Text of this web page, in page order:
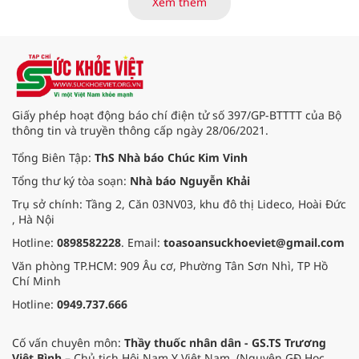
báo cáo tại Hội thảo khoa học cập
Giấy phép hoạt động báo chí điện tử số 397/GP-BTTTT của Bộ
thông tin và truyền thông cấp ngày 28/06/2021.
Tổng Biên Tập: ThS Nhà báo Chúc Kim Vinh
Tổng thư ký tòa soạn: Nhà báo Nguyễn Khải
Trụ sở chính: Tầng 2, Căn 03NV03, khu đô thị Lideco, Hoài Đức
, Hà Nội
Hotline: 0898582228. Email: toasoansuckhoeviet@gmail.com
Văn phòng TP.HCM: 909 Âu cơ, Phường Tân Sơn Nhì, TP Hồ
Chí Minh
Hotline: 0949.737.666
Cố vấn chuyên môn: Thầy thuốc nhân dân - GS.TS Trương